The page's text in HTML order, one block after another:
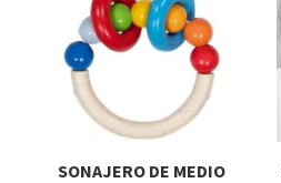
SONAJERO DE MEDIO